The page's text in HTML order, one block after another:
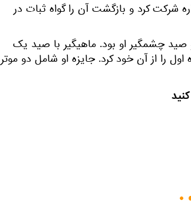
شرکت کرد و بازگشت آن را گواه ثبات در
و صید چشمگیر او بود. ماهیگیر با صید یک
کیلوگرم، جایزه اول را از آن خود کرد. جایزه او شامل دو موتر